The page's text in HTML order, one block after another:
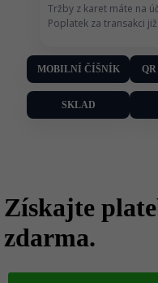
Tržby z karet máte na
Poplatek za transakci
MOBILNÍ ČÍŠNÍK
SKLAD
Získajte
zdarma.